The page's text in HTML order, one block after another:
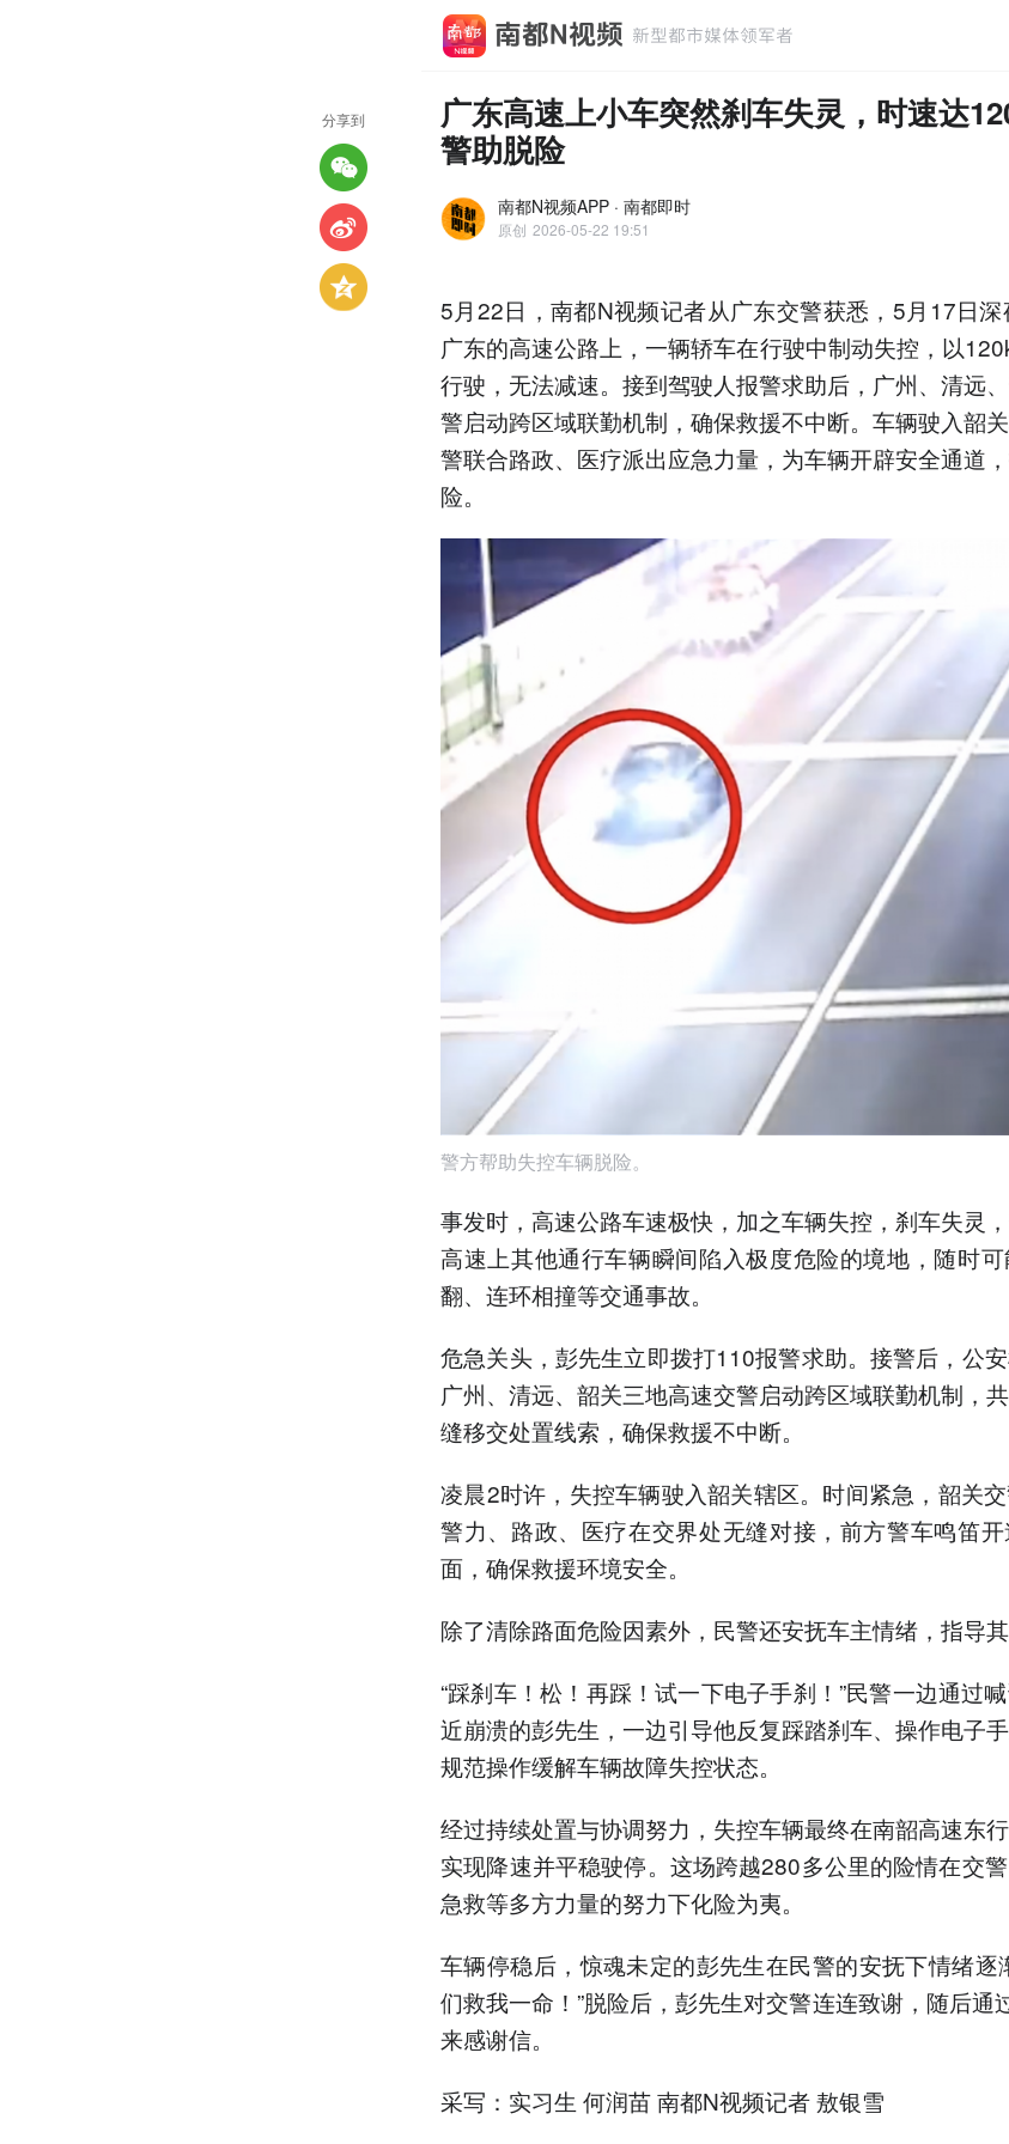
广东高速上小车突然刹车失灵，时速达
警助脱险
南都N视频APP · 南都即时
原创 2026-05-22 19:51
5月22日，南都N视频记者从广东交警获悉，5月17日深
广东的高速公路上，一辆轿车在行驶中制动失控，以
行驶，无法减速。接到驾驶人报警求助后，广州、清远
警启动跨区域联勤机制，确保救援不中断。车辆驶入韶
警联合路政、医疗派出应急力量，为车辆开辟安全通道
险。
警方帮助失控车辆脱险。
事发时，高速公路车速极快，加之车辆失控，刹车失灵
高速上其他通行车辆瞬间陷入极度危险的境地，随时
翻、连环相撞等交通事故。
危急关头，彭先生立即拨打110报警求助。接警后，公安
广州、清远、韶关三地高速交警启动跨区域联勤机制，
缝移交处置线索，确保救援不中断。
凌晨2时许，失控车辆驶入韶关辖区。时间紧急，韶关
警力、路政、医疗在交界处无缝对接，前方警车鸣笛
面，确保救援环境安全。
除了清除路面危险因素外，民警还安抚车主情绪，指导其
“踩刹车！松！再踩！试一下电子手刹！”民警一边通过
近崩溃的彭先生，一边引导他反复踩踏刹车、操作电子
规范操作缓解车辆故障失控状态。
经过持续处置与协调努力，失控车辆最终在南韶高速东
实现降速并平稳驶停。这场跨越280多公里的险情在交警
急救等多方力量的努力下化险为夷。
车辆停稳后，惊魂未定的彭先生在民警的安抚下情绪逐
们救我一命！”脱险后，彭先生对交警连连致谢，随后通
来感谢信。
采写：实习生 何润苗 南都N视频记者 敖银雪
分享到